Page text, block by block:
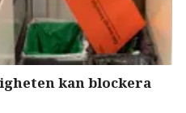
kan blockera